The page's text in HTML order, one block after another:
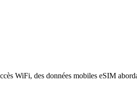
WiFi, des données mobiles eSIM